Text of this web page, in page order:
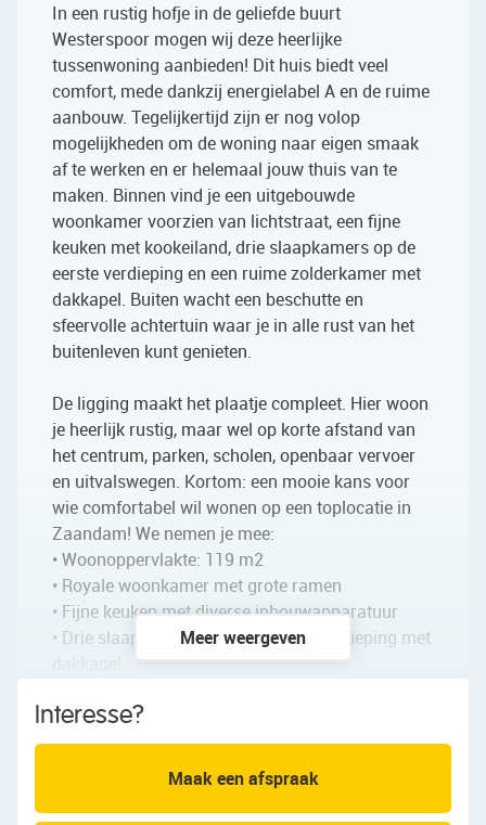
In een rustig hofje in de geliefde buurt
Westerspoor mogen wij deze heerlijke
tussenwoning aanbieden! Dit huis biedt veel
comfort, mede dankzij energielabel A en de ruime
aanbouw. Tegelijkertijd zijn er nog volop
mogelijkheden om de woning naar eigen smaak
af te werken en er helemaal jouw thuis van te
maken. Binnen vind je een uitgebouwde
woonkamer voorzien van lichtstraat, een fijne
keuken met kookeiland, drie slaapkamers op de
eerste verdieping en een ruime zolderkamer met
dakkapel. Buiten wacht een beschutte en
sfeervolle achtertuin waar je in alle rust van het
buitenleven kunt genieten.
De ligging maakt het plaatje compleet. Hier woon
je heerlijk rustig, maar wel op korte afstand van
het centrum, parken, scholen, openbaar vervoer
en uitvalswegen. Kortom: een mooie kans voor
wie comfortabel wil wonen op een toplocatie in
Zaandam! We nemen je mee:
• Woonoppervlakte: 119 m2
• Royale woonkamer met grote ramen
• Fijne keuken met diverse inbouwapparatuur
• Drie slaapkamers en grote zolderverdieping met
• Sfeervolle achtertuin met volop privacy
• Houten berging in de tuin
Meer weergeven
Interesse?
Maak een afspraak